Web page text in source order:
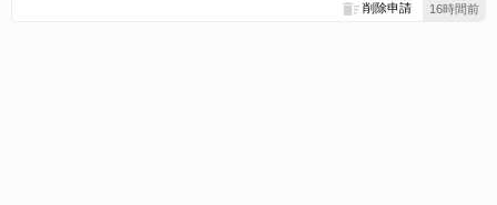
16時間前
削除申請